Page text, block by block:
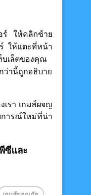
ร์ ให้คลิกซ้าย
ให้แตะที่หน้า
เล็ตของคุณ
านี้ถูกอธิบาย
เรา เกมส์ผจญ
ารณ์ใหม่ที่น่า
ซีและ